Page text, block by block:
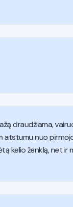
draudžiama,
atstumu nuo
kelio ženklą, net ir